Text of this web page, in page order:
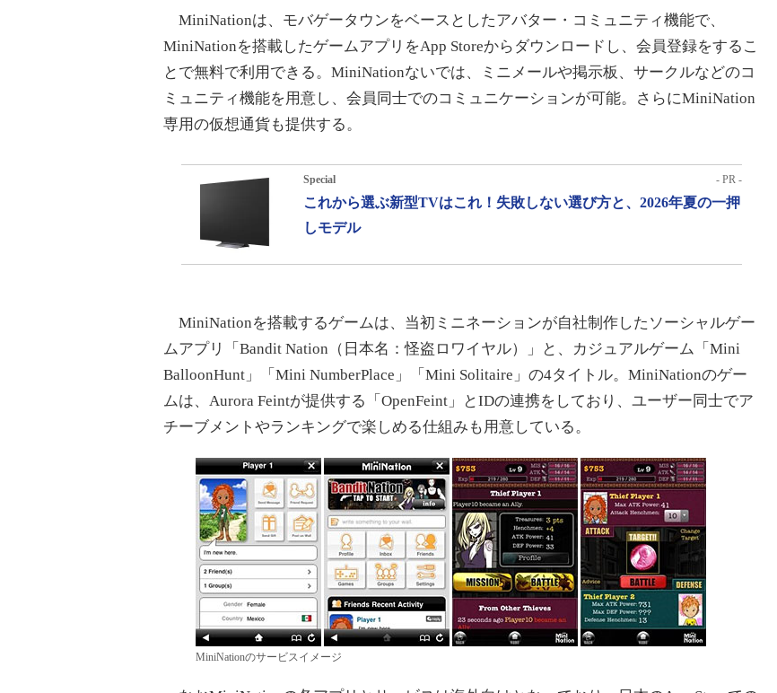
MiniNationは、モバゲータウンをベースとしたアバター・コミュニティ機能で、
MiniNationを搭載したゲームアプリをApp Storeからダウンロードし、会員登録をするこ
とで無料で利用できる。MiniNationないでは、ミニメールや掲示板、サークルなどのコ
ミュニティ機能を用意し、会員同士でのコミュニケーションが可能。さらにMiniNation
専用の仮想通貨も提供する。
Special - PR -
これから選ぶ新型TVはこれ！失敗しない選び方と、2026年夏の一押
しモデル
MiniNationを搭載するゲームは、当初ミニネーションが自社制作したソーシャルゲー
ムアプリ「Bandit Nation（日本名：怪盗ロワイヤル）」と、カジュアルゲーム「Mini
BalloonHunt」「Mini NumberPlace」「Mini Solitaire」の4タイトル。MiniNationのゲー
ムは、Aurora Feintが提供する「OpenFeint」とIDの連携をしており、ユーザー同士でア
チーブメントやランキングで楽しめる仕組みも用意している。
MiniNationのサービスイメージ